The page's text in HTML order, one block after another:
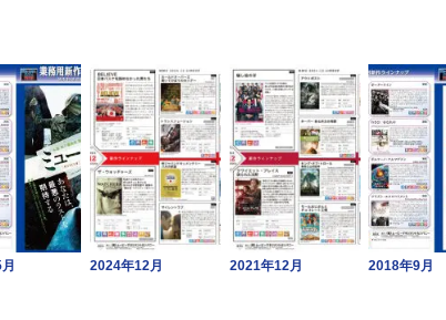
2024年12月 2021年12月 2018年9月